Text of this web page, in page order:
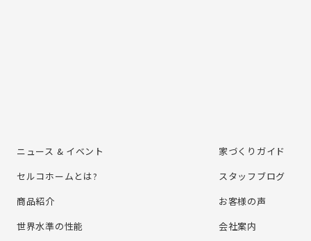
ニュース & イベント
セルコホームとは?
商品紹介
世界水準の性能
家づくりガイド
スタッフブログ
お客様の声
会社案内